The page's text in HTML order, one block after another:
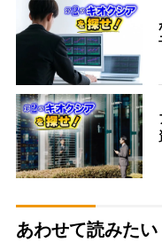
あわせて読みたい